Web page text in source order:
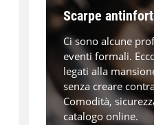
Scarpe
Ci sono alcune
eventi formali.
legati alla
senza creare
Comodità,
catalogo online.